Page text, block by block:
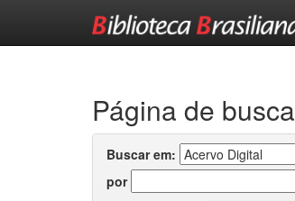
Página de busca
Buscar em:
por